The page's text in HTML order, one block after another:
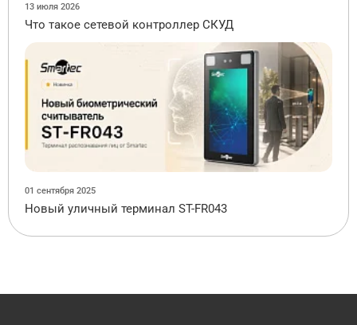
13 июля 2026
Что такое сетевой контроллер СКУД
01 сентября 2025
Новый уличный терминал ST-FR043